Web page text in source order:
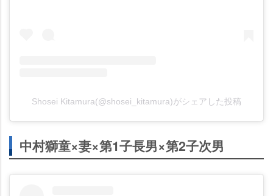
Shosei Kitamura(@shosei_kitamura)がシェアした投稿
中村獅童×妻×第1子長男×第2子次男